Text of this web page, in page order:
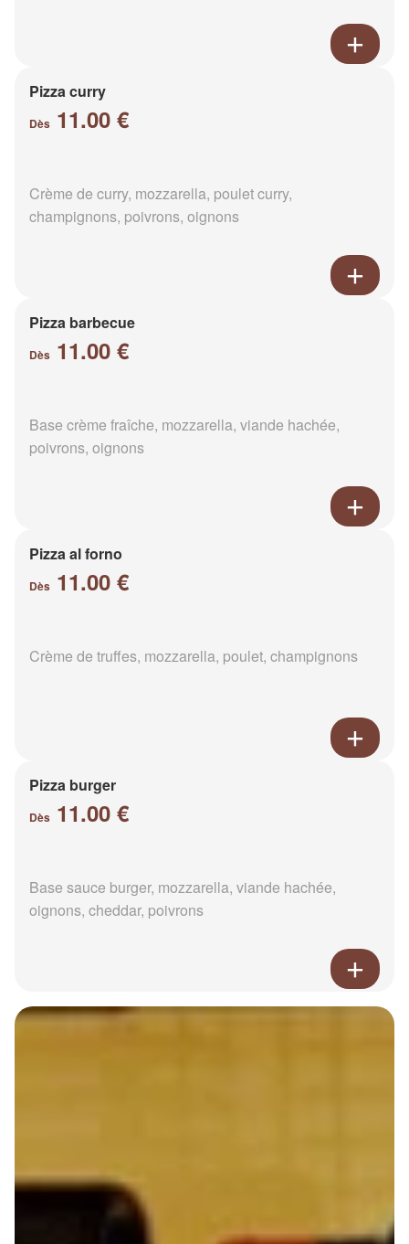
Pizza curry
Dès 11.00 €
Crème de curry, mozzarella, poulet curry,
champignons, poivrons, oignons
Pizza barbecue
Dès 11.00 €
Base crème fraîche, mozzarella, viande hachée,
poivrons, oignons
Pizza al forno
Dès 11.00 €
Crème de truffes, mozzarella, poulet, champignons
Pizza burger
Dès 11.00 €
Base sauce burger, mozzarella, viande hachée,
oignons, cheddar, poivrons